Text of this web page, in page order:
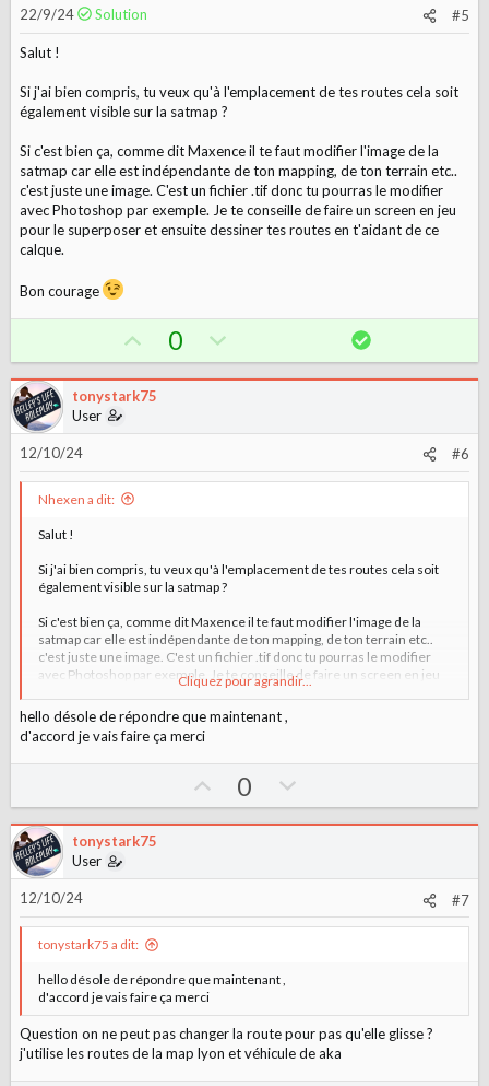
e
o
22/9/24 Solution #5
Salut !
Si j'ai bien compris, tu veux qu'à l'emplacement de tes routes cela soit
également visible sur la satmap ?
Si c'est bien ça, comme dit Maxence il te faut modifier l'image de la
satmap car elle est indépendante de ton mapping, de ton terrain etc..
c'est juste une image. C'est un fichier .tif donc tu pourras le modifier
avec Photoshop par exemple. Je te conseille de faire un screen en jeu
pour le superposer et ensuite dessiner tes routes en t'aidant de ce
calque.
Bon courage
p
v
t
e
0
o
w
v
o
t
S
o
l
i
n
tonystark75
User
12/10/24 #6
Nhexen a dit:
Salut !
Si j'ai bien compris, tu veux qu'à l'emplacement de tes routes cela soit
également visible sur la satmap ?
Si c'est bien ça, comme dit Maxence il te faut modifier l'image de la
satmap car elle est indépendante de ton mapping, de ton terrain etc..
c'est juste une image. C'est un fichier .tif donc tu pourras le modifier
avec Photoshop par exemple. Je te conseille de faire un screen en jeu
pour le superposer et ensuite dessiner tes routes en t'aidant de ce
calque.
Bon courage
Cliquez pour agrandir...
hello désole de répondre que maintenant ,
d'accord je vais faire ça merci
p
v
t
e
0
o
w
v
o
t
tonystark75
User
12/10/24 #7
tonystark75 a dit:
hello désole de répondre que maintenant ,
d'accord je vais faire ça merci
Question on ne peut pas changer la route pour pas qu'elle glisse ?
j'utilise les routes de la map lyon et véhicule de aka